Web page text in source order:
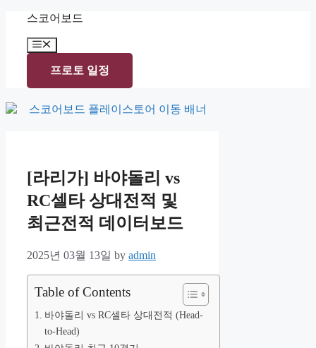
content
스코어보드
Menu
프로토 일정
[라리가] 바야돌리 vs
RC셀타 상대전적 및
최근전적 데이터보드
2025년 03월 13일 by admin
Table of Contents
바야돌리 vs RC셀타 상대전적 (Head-
to-Head)